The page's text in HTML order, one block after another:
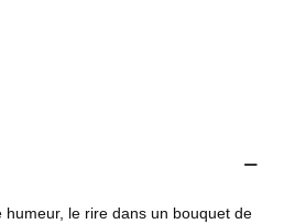
le rire dans un bouquet de